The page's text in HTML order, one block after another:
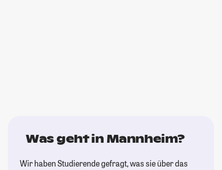
Was geht in Mannheim?
Wir haben Studierende gefragt, was sie über das